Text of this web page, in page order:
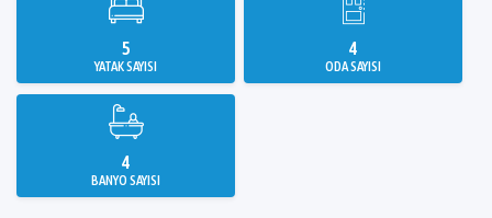
5
YATAK SAYISI
4
ODA SAYISI
4
BANYO SAYISI